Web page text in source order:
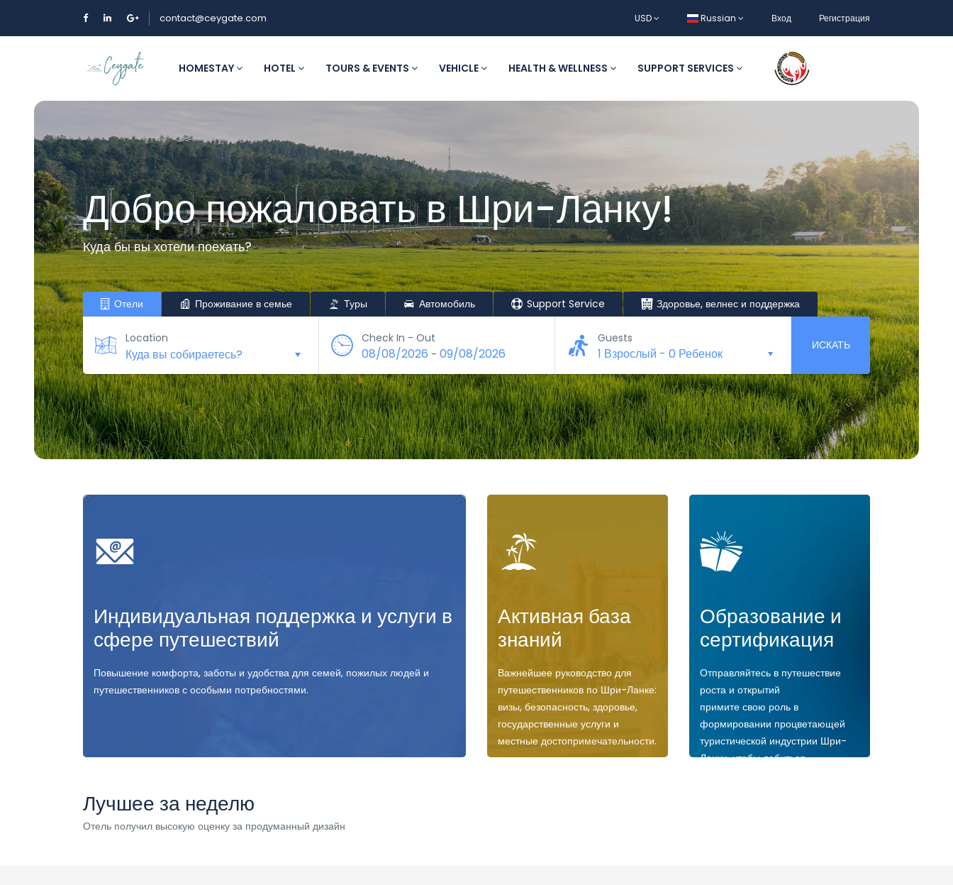
contact@ceygate.com USD Russian Вход Регистрация
HOMESTAY HOTEL TOURS & EVENTS VEHICLE HEALTH & WELLNESS SUPPORT SERVICES
Добро пожаловать в Шри-Ланку!
Куда бы вы хотели поехать?
Отели Проживание в семье Туры Автомобиль Support Service Здоровье, велнес и поддержка
Location Check In - Out
08/08/2026 - 09/08/2026
Guests
1 Взрослый - 0 Ребенок
ИСКАТЬ
Индивидуальная поддержка и услуги в
сфере путешествий
Повышение комфорта, заботы и удобства для семей, пожилых людей и
путешественников с особыми потребностями.
Активная база
знаний
Важнейшее руководство для
путешественников по Шри-Ланке:
визы, безопасность, здоровье,
государственные услуги и
местные достопримечательности.
Образование и
сертификация
Отправляйтесь в путешествие
роста и открытий
примите свою роль в
формировании процветающей
туристической индустрии Шри-
Ланки, чтобы добиться
Лучшее за неделю
Отель получил высокую оценку за продуманный дизайн